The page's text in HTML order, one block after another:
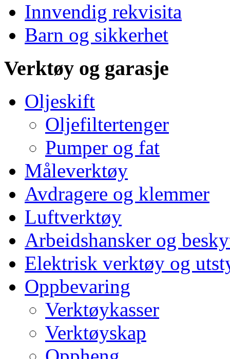
Innvendig rekvisita
Barn og sikkerhet
Verktøy og garasje
Oljeskift
Oljefiltertenger
Pumper og fat
Måleverktøy
Avdragere og klemmer
Luftverktøy
Arbeidshansker og
Elektrisk verktøy og
Oppbevaring
Verktøykasser
Verktøyskap